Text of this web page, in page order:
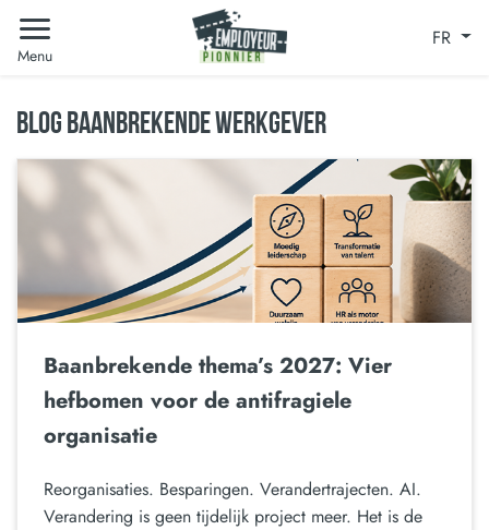
Menu
FR
BLOG BAANBREKENDE WERKGEVER
Baanbrekende thema’s 2027: Vier
hefbomen voor de antifragiele
organisatie
Reorganisaties. Besparingen. Verandertrajecten. AI.
Verandering is geen tijdelijk project meer. Het is de